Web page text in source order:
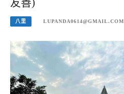
八里 LUPANDA0614@GMAIL.COM